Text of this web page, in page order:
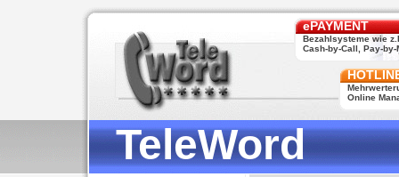
ePAYMENT
Bezahlsysteme wie
Cash-by-Call, Pay-by-
Online
TeleWord